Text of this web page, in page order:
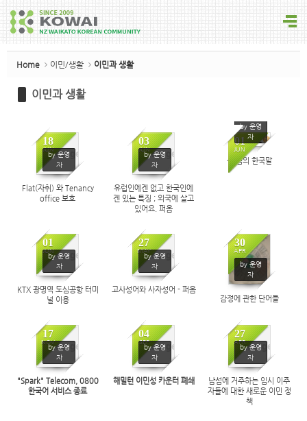
Home 이민/생활 이민과 생활
이민과 생활
No Image
18
JUN
by 운영
자
819
Flat(자취) 와 Tenancy
office 보호
No Image
03
JUN
by 운영
자
676
유럽인에겐 없고 한국인에
겐 있는 특징 ; 외국에 살고
있어요. 퍼옴
01
JUN
by 운영
자
성 김의 한국말
No Image
01
JUN
by 운영
자
209
KTX 광명역 도심공항 터미
널 이용
No Image
27
MAY
by 운영
자
482
고사성어와 사자성어 - 퍼옴
30
APR
by 운영
자288
감정에 관한 단어들
No Image
17
NOV
by 운영
자
457
"Spark" Telecom, 0800
한국어 서비스 종료
No Image
04
SEP
by 운영
자
696
해밀턴 이민성 카운터 폐쇄
No Image
27
APR
by 운영
자
610
남섬에 거주하는 임시 이주
자들에 대한 새로운 이민 정
책
Sketchbook5, 스케치북5
Sketchbook5, 스케치북5